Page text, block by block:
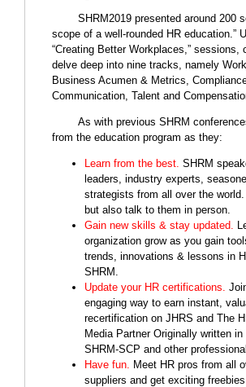
SHRM2019 presented around 200
scope of a well-rounded HR education.”
“Creating Better Workplaces,”
delve deep into nine tracks, namely
Business Acumen & Metrics,
Communication, Talent and
As with previous SHRM
from the education program as they:
Learn from the best. SHRM
leaders, industry experts,
strategists from all over the
but also talk to them in person.
Gain new skills & stay updated.
organization grow as you gain
trends, innovations & lessons in
SHRM.
Update your HR certifications.
engaging way to earn instant,
recertification on JHRS and The
Media Partner Originally written in
SHRM-SCP and other
Have fun. Meet HR pros from all
suppliers and get exciting